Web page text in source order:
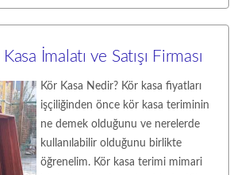
İmalatı ve Satışı Firması
Kör Kasa Nedir? Kör kasa fiyatları
işçiliğinden önce kör kasa teriminin
ne demek olduğunu ve nerelerde
kullanılabilir olduğunu birlikte
öğrenelim. Kör kasa terimi mimari